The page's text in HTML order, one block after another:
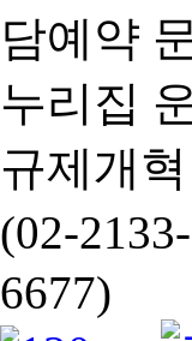
담예약
누리집
규제개
(02-
6677)